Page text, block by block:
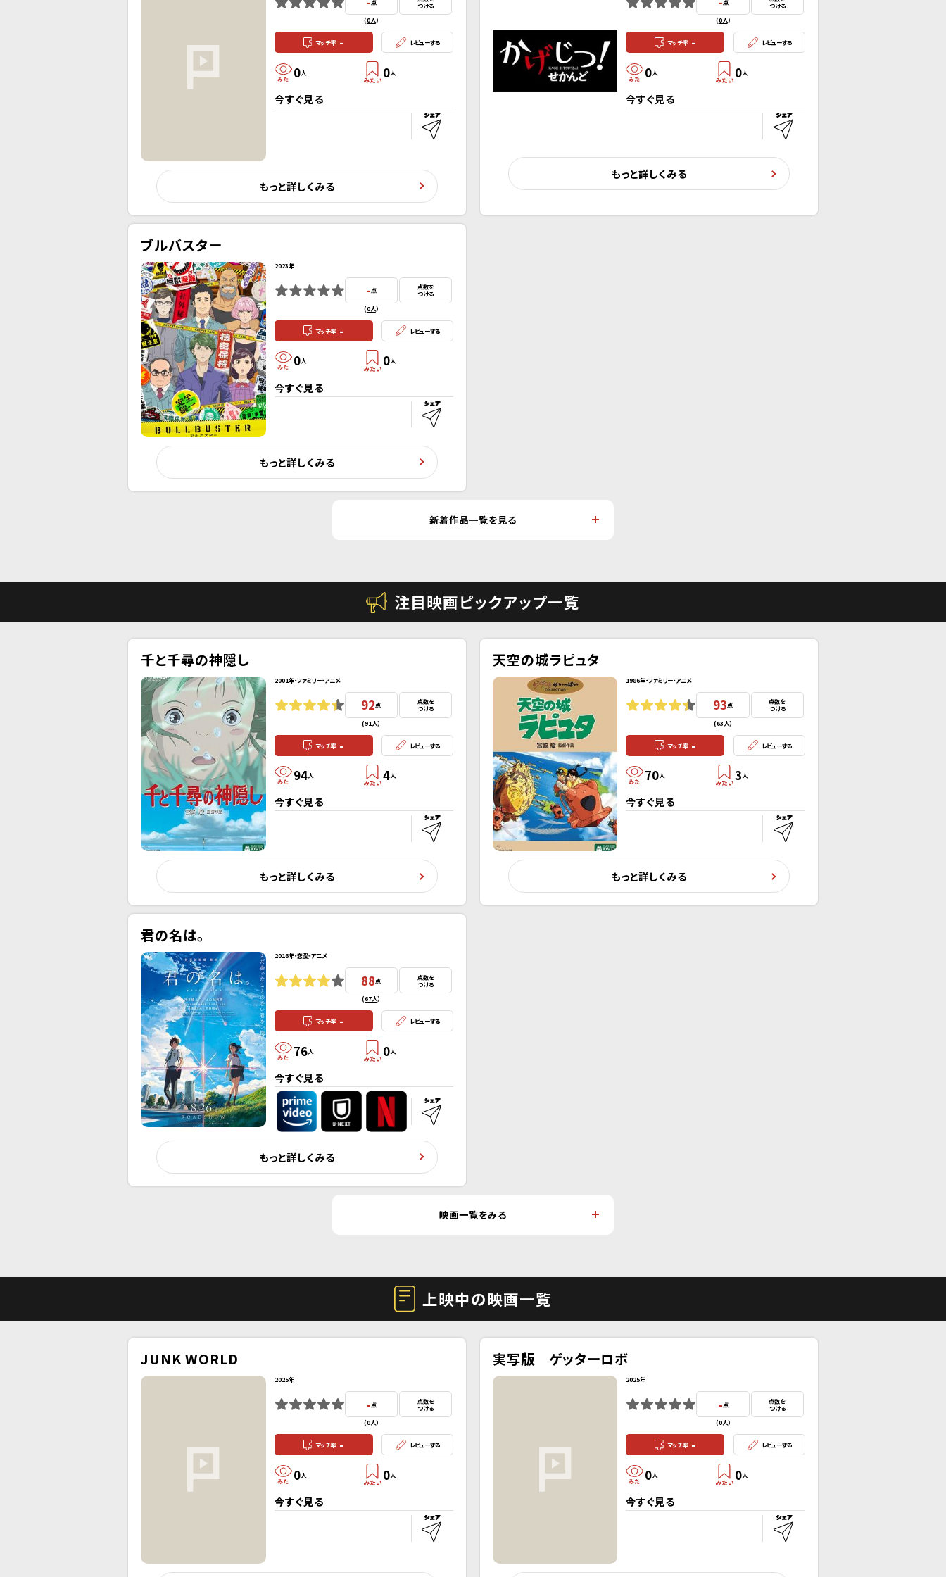
点
(0人）
つける
マッチ率 - レビューする
0人 0人
今すぐ見る
もっと詳しくみる
点
(0人）
つける
マッチ率 - レビューする
0人 0人
今すぐ見る
もっと詳しくみる
ブルバスター
2023年
-点
(0人）
点数を
つける
マッチ率 - レビューする
0人 0人
今すぐ見る
もっと詳しくみる
新着作品一覧を見る
注目映画ピックアップ一覧
千と千尋の神隠し
2001年・ファミリー・アニメ
92点
(91人）
点数を
つける
マッチ率 - レビューする
94人 4人
今すぐ見る
もっと詳しくみる
天空の城ラピュタ
1986年・ファミリー・アニメ
93点
(63人）
点数を
つける
マッチ率 - レビューする
70人 3 人
今すぐ見る
もっと詳しくみる
君の名は。
2016年・恋愛・アニメ
88点
(67人）
点数を
つける
マッチ率 - レビューする
76人 0人
今すぐ見る
もっと詳しくみる
映画一覧をみる
上映中の映画一覧
JUNK WORLD
2025年
-点
(0人）
点数を
つける
マッチ率 - レビューする
0人 0人
今すぐ見る
実写版 ゲッターロボ
2025年
-点
(0人）
点数を
つける
マッチ率 - レビューする
0人 0人
今すぐ見る